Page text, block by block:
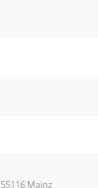
Mainz